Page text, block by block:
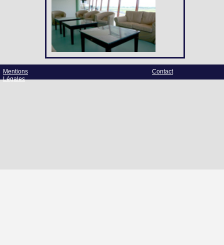
Mentions
Légales
Contact